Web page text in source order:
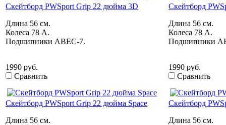
Скейтборд PWSport Grip 22 дюйма 3D
Длина 56 см.
Колеса 78 А.
Подшипники ABEC-7.
1990 руб.
Сравнить
Скейтборд
Длина 56 см.
Колеса 78 А.
Подшипники
1990 руб.
Сравнить
Скейтборд PWSport Grip 22 дюйма Space
Длина 56 см.
Скейтборд
Длина 56 см.